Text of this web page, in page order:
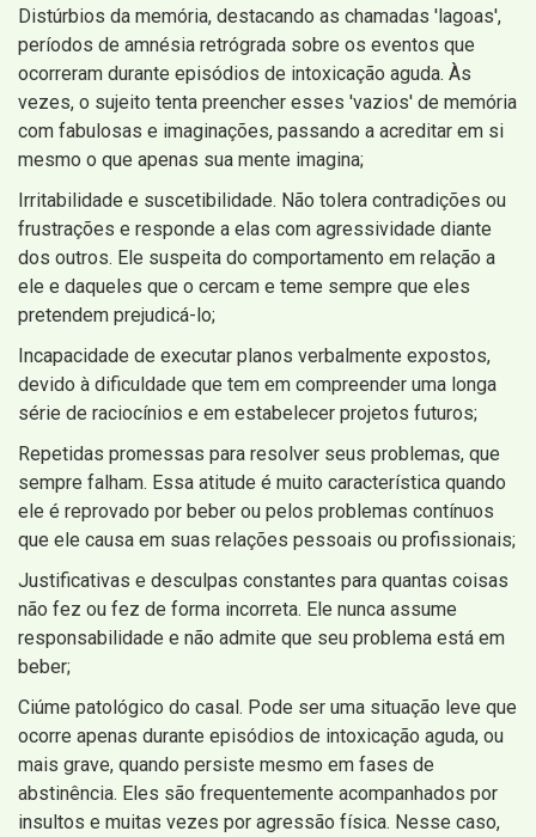
Distúrbios da memória, destacando as chamadas 'lagoas',
períodos de amnésia retrógrada sobre os eventos que
ocorreram durante episódios de intoxicação aguda. Às
vezes, o sujeito tenta preencher esses 'vazios' de memória
com fabulosas e imaginações, passando a acreditar em si
mesmo o que apenas sua mente imagina;
Irritabilidade e suscetibilidade. Não tolera contradições ou
frustrações e responde a elas com agressividade diante
dos outros. Ele suspeita do comportamento em relação a
ele e daqueles que o cercam e teme sempre que eles
pretendem prejudicá-lo;
Incapacidade de executar planos verbalmente expostos,
devido à dificuldade que tem em compreender uma longa
série de raciocínios e em estabelecer projetos futuros;
Repetidas promessas para resolver seus problemas, que
sempre falham. Essa atitude é muito característica quando
ele é reprovado por beber ou pelos problemas contínuos
que ele causa em suas relações pessoais ou profissionais;
Justificativas e desculpas constantes para quantas coisas
não fez ou fez de forma incorreta. Ele nunca assume
responsabilidade e não admite que seu problema está em
beber;
Ciúme patológico do casal. Pode ser uma situação leve que
ocorre apenas durante episódios de intoxicação aguda, ou
mais grave, quando persiste mesmo em fases de
abstinência. Eles são frequentemente acompanhados por
insultos e muitas vezes por agressão física. Nesse caso,